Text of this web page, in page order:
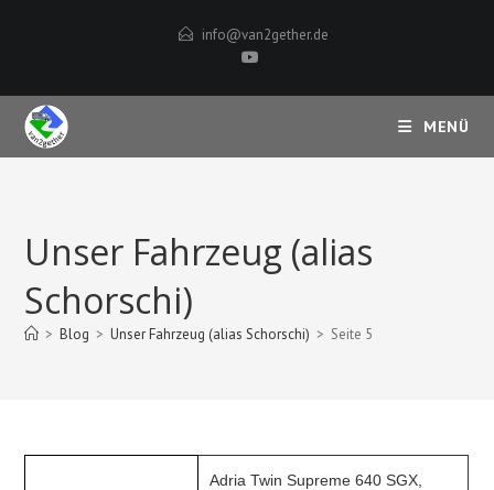
info@van2gether.de
MENÜ
Unser Fahrzeug (alias
Schorschi)
> Blog > Unser Fahrzeug (alias Schorschi) > Seite 5
Adria Twin Supreme 640 SGX,